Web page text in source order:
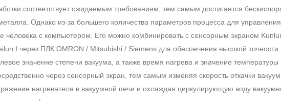
соответствует ожидаемым требованиям, тем самым достигается
Однако из-за большего количества параметров процесса для
человека с компьютером. Его можно комбинировать с сенсорным экраном
I через ПЛК OMRON / Mitsubishi / Siemens для обеспечения высокой точности
значение степени вакуума, а также время нагрева и значение температуры
через сенсорный экран, тем самым изменяя скорость откачки
нагревателя в вакуумной печи и охлаждая циркулирующую воду